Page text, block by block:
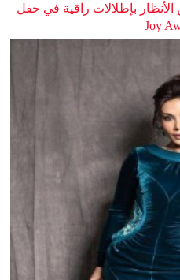
بإطلالات راقية في حفل
Joy